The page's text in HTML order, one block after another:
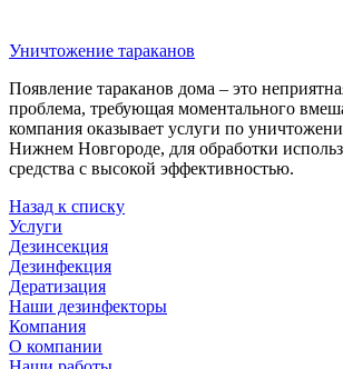
Уничтожение тараканов
Появление тараканов дома – это
проблема, требующая моментального
компания оказывает услуги по
Нижнем Новгороде, для обработки
средства с высокой эффективностью.
Назад к списку
Услуги
Дезинсекция
Дезинфекция
Дератизация
Наши дезинфекторы
Компания
О компании